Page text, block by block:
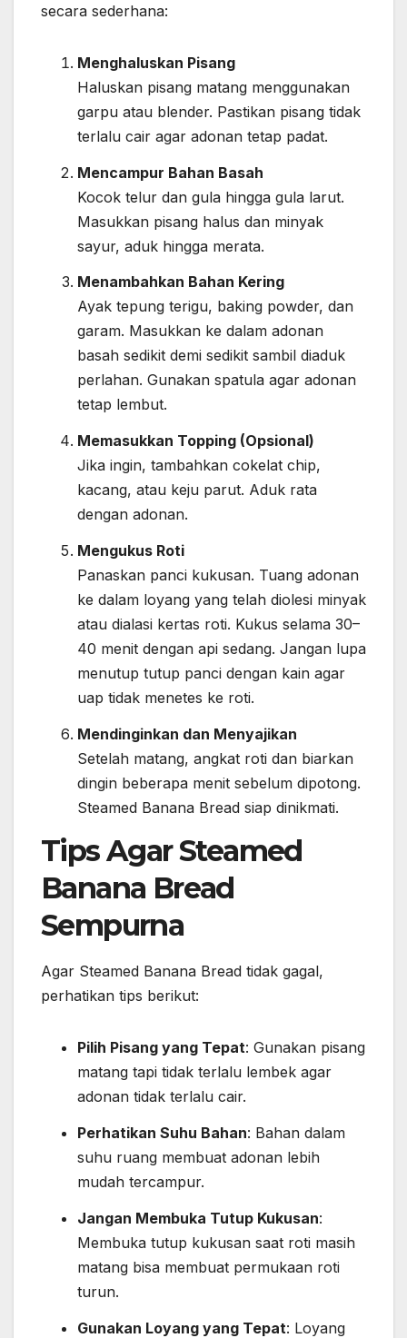
secara sederhana:
Menghaluskan Pisang
Haluskan pisang matang menggunakan
garpu atau blender. Pastikan pisang tidak
terlalu cair agar adonan tetap padat.
Mencampur Bahan Basah
Kocok telur dan gula hingga gula larut.
Masukkan pisang halus dan minyak
sayur, aduk hingga merata.
Menambahkan Bahan Kering
Ayak tepung terigu, baking powder, dan
garam. Masukkan ke dalam adonan
basah sedikit demi sedikit sambil diaduk
perlahan. Gunakan spatula agar adonan
tetap lembut.
Memasukkan Topping (Opsional)
Jika ingin, tambahkan cokelat chip,
kacang, atau keju parut. Aduk rata
dengan adonan.
Mengukus Roti
Panaskan panci kukusan. Tuang adonan
ke dalam loyang yang telah diolesi minyak
atau dialasi kertas roti. Kukus selama 30–
40 menit dengan api sedang. Jangan lupa
menutup tutup panci dengan kain agar
uap tidak menetes ke roti.
Mendinginkan dan Menyajikan
Setelah matang, angkat roti dan biarkan
dingin beberapa menit sebelum dipotong.
Steamed Banana Bread siap dinikmati.
Tips Agar Steamed
Banana Bread
Sempurna
Agar Steamed Banana Bread tidak gagal,
perhatikan tips berikut:
Pilih Pisang yang Tepat: Gunakan pisang
matang tapi tidak terlalu lembek agar
adonan tidak terlalu cair.
Perhatikan Suhu Bahan: Bahan dalam
suhu ruang membuat adonan lebih
mudah tercampur.
Jangan Membuka Tutup Kukusan:
Membuka tutup kukusan saat roti masih
matang bisa membuat permukaan roti
turun.
Gunakan Loyang yang Tepat: Loyang